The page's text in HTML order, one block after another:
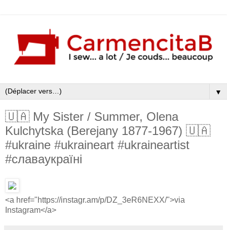
▼
🇺🇦 My Sister / Summer, Olena
Kulchytska (Berejany 1877-1967) 🇺🇦
#ukraine #ukraineart #ukraineartist
#славаукраїні
<a href="https://instagr.am/p/DZ_3eR6NEXX/">via
Instagram</a>